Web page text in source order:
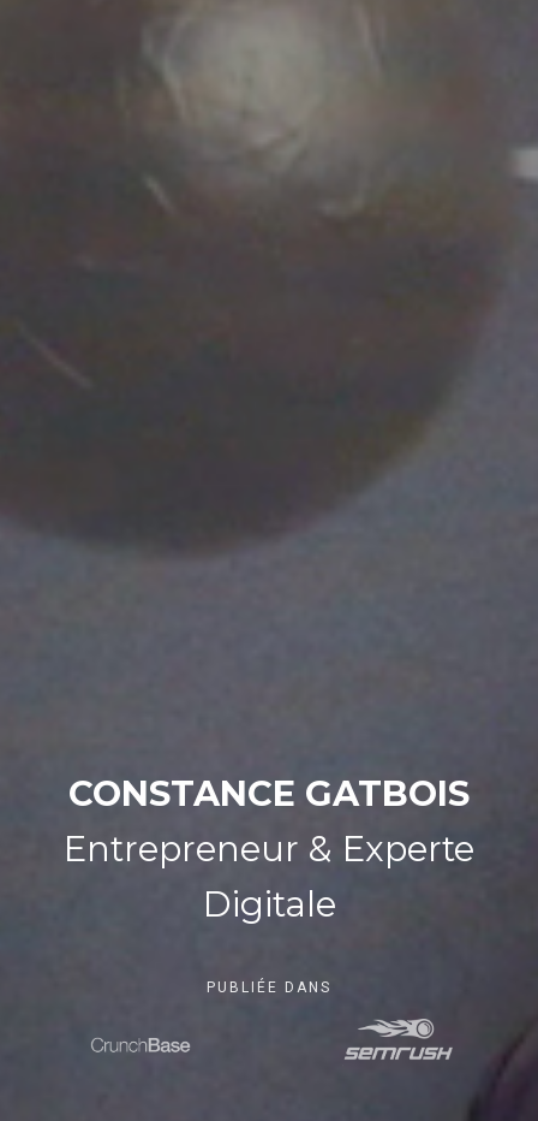
CONSTANCE GATBOIS
Entrepreneur & Experte
Digitale
PUBLIÉE DANS